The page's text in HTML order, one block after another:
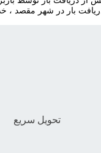
بار در شهر مقصد ،
تحویل سریع